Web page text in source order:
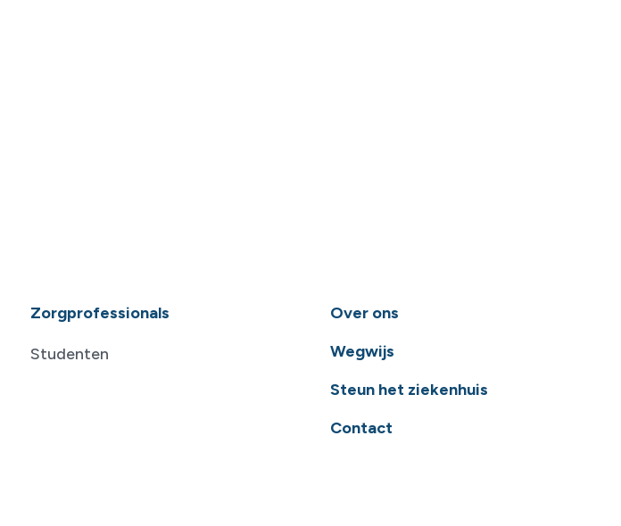
Zorgprofessionals
Studenten
Over ons
Wegwijs
Steun het ziekenhuis
Contact